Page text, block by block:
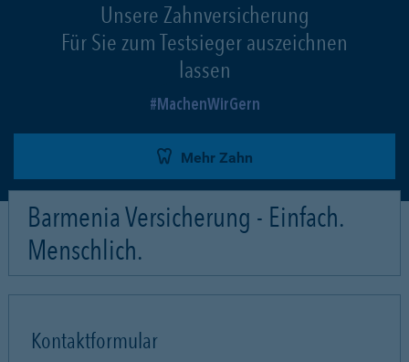
Unsere Zahnversicherung
Für Sie zum Testsieger auszeichnen
lassen
MachenWirGern
Mehr Zahn
Barmenia Versicherung - Einfach.
Menschlich.
Kontaktformular